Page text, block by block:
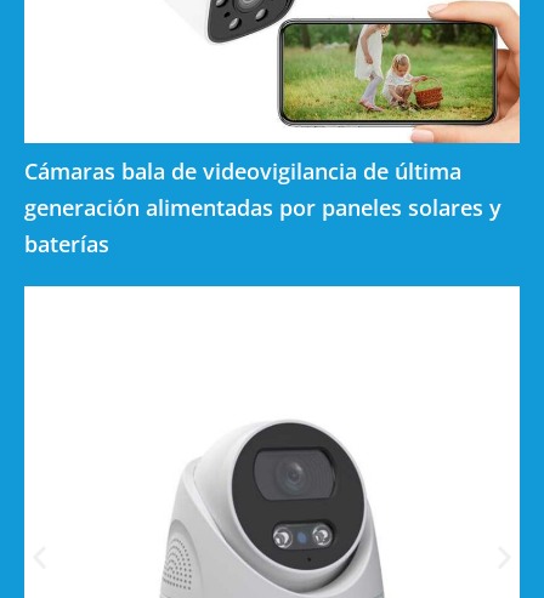
Cámaras bala de videovigilancia de última
generación alimentadas por paneles solares y
baterías